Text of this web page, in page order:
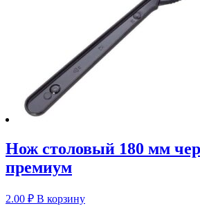
Нож столовый 180 мм
премиум
2.00 ₽ В корзину